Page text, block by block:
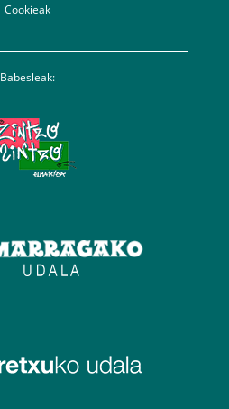
Cookieak
Babesleak: